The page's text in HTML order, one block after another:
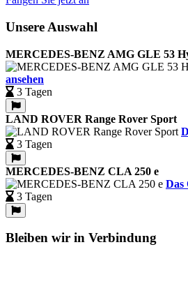
Unsere Auswahl
MERCEDES-BENZ AMG GLE 53
ansehen
3 Tagen
LAND ROVER Range Rover Sport
3 Tagen
MERCEDES-BENZ CLA 250 e
Das
3 Tagen
Bleiben wir in Verbindung